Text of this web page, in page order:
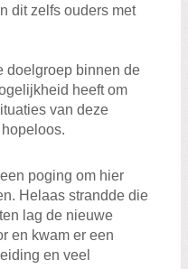
dit zelfs ouders met
doelgroep binnen de
heeft om
van deze
poging om hier
Helaas strandde die
lag de nieuwe
en kwam er een
en veel